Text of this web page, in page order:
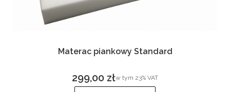
Materac piankowy Standard
Cena brutto
299,00 złw tym %s VAT
w tym 23% VAT